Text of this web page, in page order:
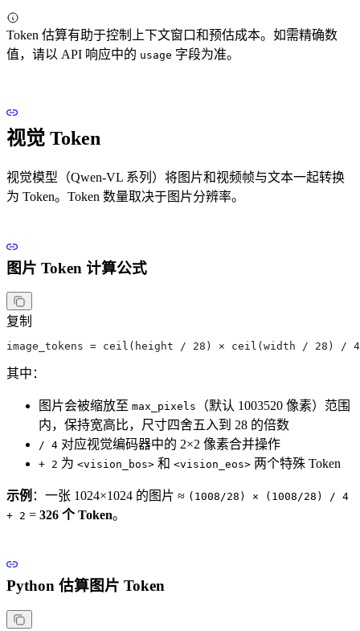
Token 估算有助于控制上下文窗口和预估成本。如需精确数
值，请以 API 响应中的 usage 字段为准。
视觉 Token
视觉模型（Qwen-VL 系列）将图片和视频帧与文本一起转换
为 Token。Token 数量取决于图片分辨率。
图片 Token 计算公式
复制
image_tokens = ceil(height / 28) × ceil(width / 28) /
其中：
图片会被缩放至 max_pixels
（默认 1003520 像素）范围
内，保持宽高比，尺寸四舍五入到 28 的倍数
/ 4 对应视觉编码器中的 2×2 像素合并操作
+ 2 为 <vision_bos> 和 <vision_eos> 两个特殊 Token
示例 ：一张 1024×1024 的图片 ≈ (1008/28) × (1008/28) / 4
+ 2 = 326 个 Token。
Python 估算图片 Token